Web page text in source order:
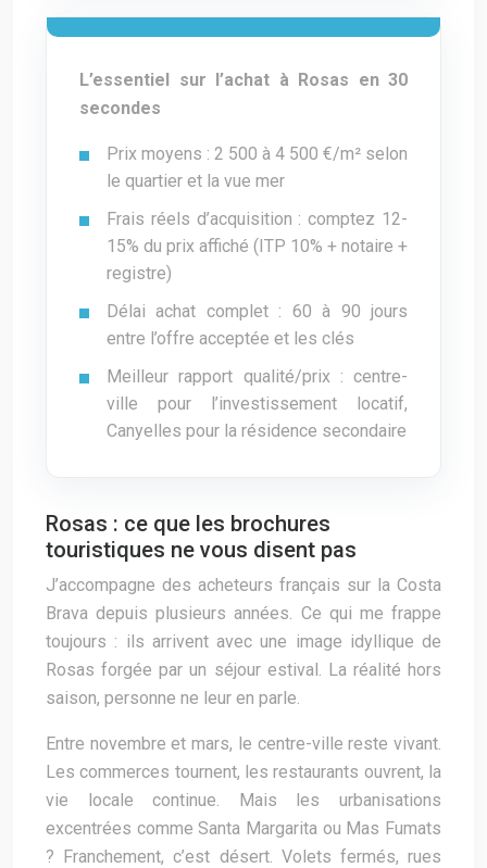
L’essentiel sur l’achat à Rosas en 30
secondes
Prix moyens : 2 500 à 4 500 €/m² selon
le quartier et la vue mer
Frais réels d’acquisition : comptez 12-
15% du prix affiché (ITP 10% + notaire +
registre)
Délai achat complet : 60 à 90 jours
entre l’offre acceptée et les clés
Meilleur rapport qualité/prix : centre-
ville pour l’investissement locatif,
Canyelles pour la résidence secondaire
Rosas : ce que les brochures
touristiques ne vous disent pas
J’accompagne des acheteurs français sur la Costa
Brava depuis plusieurs années. Ce qui me frappe
toujours : ils arrivent avec une image idyllique de
Rosas forgée par un séjour estival. La réalité hors
saison, personne ne leur en parle.
Entre novembre et mars, le centre-ville reste vivant.
Les commerces tournent, les restaurants ouvrent, la
vie locale continue. Mais les urbanisations
excentrées commeSanta Margarita ou Mas Fumats
? Franchement, c’est désert. Volets fermés, rues